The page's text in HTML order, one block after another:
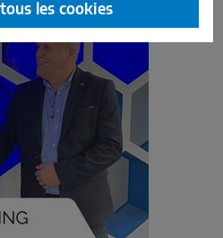
les cookies